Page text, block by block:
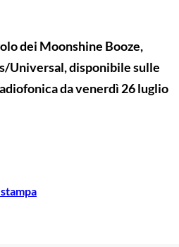
dei Moonshine Booze,
Universal, disponibile sulle
da venerdì 26 luglio